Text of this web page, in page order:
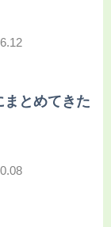
とめてきた